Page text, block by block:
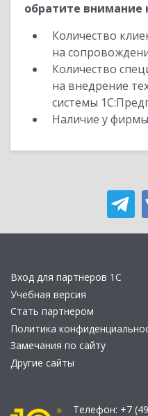
обратите внимание
Количество
на
Количество
на внедрение
системы
Наличие у фирмы
Вход для партнеров 1С
Учебная версия
Стать партнером
Политика
Замечания по сайту
Другие сайты
Телефон: +7